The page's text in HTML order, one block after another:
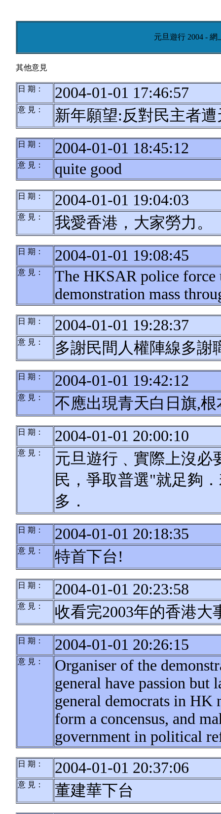
元旦遊行 2004 -
其他意見
日 期： 2004-01-01 17:46:57
意 見： 新年願望:反對民主者
日 期： 2004-01-01 18:45:12
意 見： quite good
日 期： 2004-01-01 19:04:03
意 見： 我愛香港，大家勞力。
日 期： 2004-01-01 19:08:45
意 見：
The HKSAR police force
demonstration mass
日 期： 2004-01-01 19:28:37
意 見： 多謝民間人權陣線多謝
日 期： 2004-01-01 19:42:12
意 見： 不應出現青天白日旗,
日 期： 2004-01-01 20:00:10
意 見：
元旦遊行﹑實際上沒必
民，爭取普選"就足夠
多．
日 期： 2004-01-01 20:18:35
意 見： 特首下台!
日 期： 2004-01-01 20:23:58
意 見： 收看完2003年的香港大
日 期： 2004-01-01 20:26:15
意 見：
Organiser of the
general have passion but
general democrats in HK
form a concensus, and
government in political
日 期： 2004-01-01 20:37:06
意 見： 董建華下台